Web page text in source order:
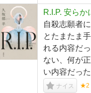
R.I.P. 安らか
自殺志願者
とたまたま
れる内容だ
ない、何が
い内容だった
ナイス ★2